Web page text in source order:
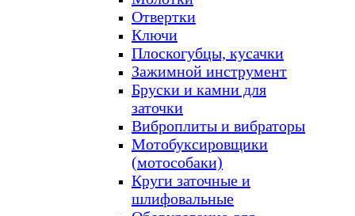
Отвертки
Ключи
Плоскогубцы, кусачки
Зажимной инструмент
Бруски и камни для
заточки
Виброплиты и вибраторы
Мотобуксировщики
(мотособаки)
Круги заточные и
шлифовальные